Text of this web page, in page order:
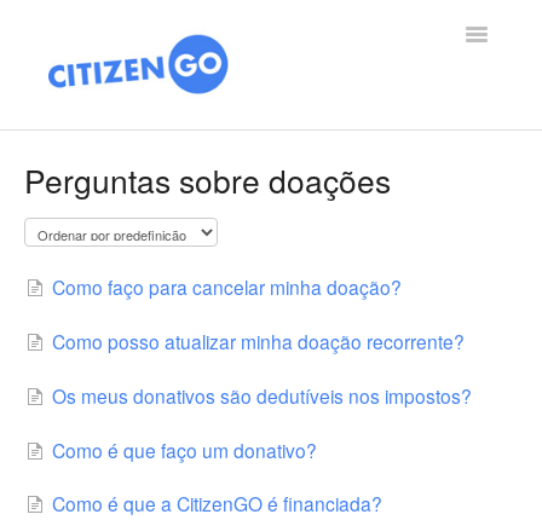
Toggle
VITÓRIAS
DOAÇÃO
Perguntas sobre doações
Como faço para cancelar minha doação?
Como posso atualizar minha doação recorrente?
Os meus donativos são dedutíveis nos impostos?
Como é que faço um donativo?
Como é que a CitizenGO é financiada?